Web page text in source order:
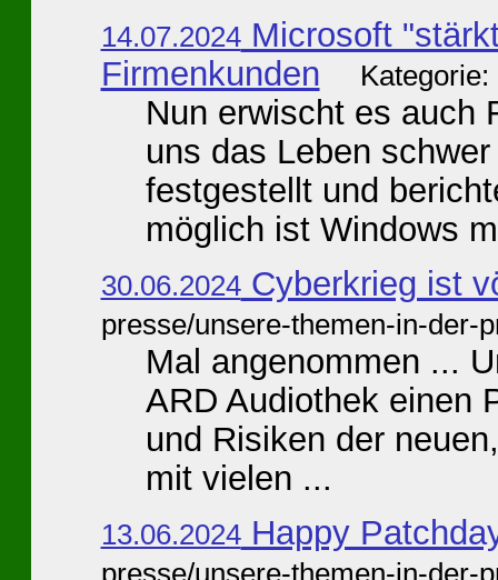
14.07.2024Microsoft
Firmenkunden
Nun erwischt es auch
uns das Leben
festgestellt und
möglich ist Windows
30.06.2024Cyberkrieg ist
presse/unsere-themen-in-der-
Mal angenommen ...
ARD Audiothek einen
und Risiken der
mit vielen ...
13.06.2024Happy
presse/unsere-themen-in-der-